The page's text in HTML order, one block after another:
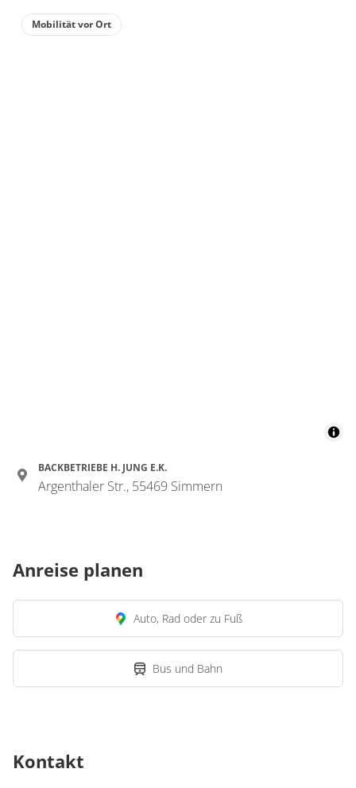
Mobilität vor Ort
BACKBETRIEBE H. JUNG E.K.
Argenthaler Str., 55469 Simmern
Anreise planen
Auto, Rad oder zu Fuß
Bus und Bahn
Kontakt